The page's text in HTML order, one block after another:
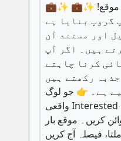
💼✨ آن لائن کمائی کا سنہری موقع! ✨💼
گروپ بنایا ہے
100٪ رئیل اور مستند آن
ہیں۔ اگر آپ
کرنا چاہتے
رکھتے ہیں
ہے۔ 👉 جو لوگ
واقعی Interested ہیں وہ اوپر دیے گئے لنک
کریں۔ موقع بار